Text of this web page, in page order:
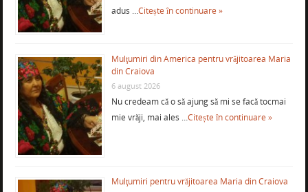
adus …Citește în continuare »
Mulţumiri din America pentru vrăjitoarea Maria
din Craiova
6 august 2026
Nu credeam că o să ajung să mi se facă tocmai
mie vrăji, mai ales …Citește în continuare »
Mulţumiri pentru vrăjitoarea Maria din Craiova